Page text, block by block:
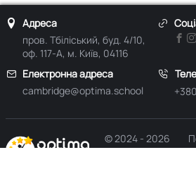
© 2024 - 2026
Optima
Електронна адреса
cambridge@optima.school
Адреса
пров. Тбіліський, буд. 4/10,
оф. 117-А, м. Київ, 04116